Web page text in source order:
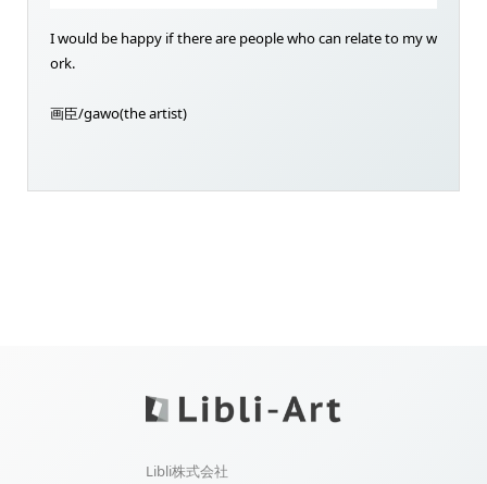
I would be happy if there are people who can relate to my w
ork.
画臣/gawo(the artist)
Libli株式会社